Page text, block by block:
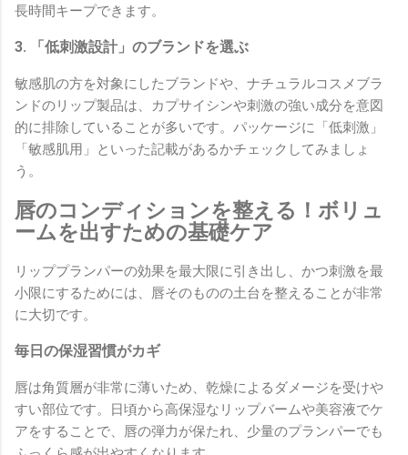
長時間キープできます。
3. 「低刺激設計」のブランドを選ぶ
敏感肌の方を対象にしたブランドや、ナチュラルコスメブラ
ンドのリップ製品は、カプサイシンや刺激の強い成分を意図
的に排除していることが多いです。パッケージに「低刺激」
「敏感肌用」といった記載があるかチェックしてみましょ
う。
唇のコンディションを整える！ボリュ
ームを出すための基礎ケア
リッププランパーの効果を最大限に引き出し、かつ刺激を最
小限にするためには、唇そのものの土台を整えることが非常
に大切です。
毎日の保湿習慣がカギ
唇は角質層が非常に薄いため、乾燥によるダメージを受けや
すい部位です。日頃から高保湿なリップバームや美容液でケ
アをすることで、唇の弾力が保たれ、少量のプランパーでも